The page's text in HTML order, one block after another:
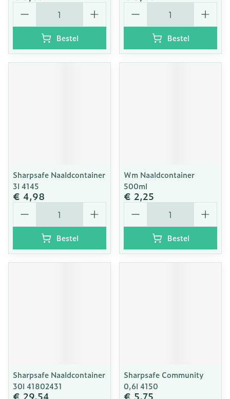
Aantal
Bestel
Aantal
Bestel
Sharpsafe Naaldcontainer
3l 4145
€ 4,98
Aantal
Bestel
Wm Naaldcontainer
500ml
€ 2,25
Aantal
Bestel
Sharpsafe Naaldcontainer
30l 41802431
€ 29,54
Sharpsafe Community
0,6l 4150
€ 5,75